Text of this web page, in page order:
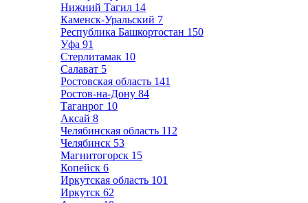
Нижний Тагил 14
Каменск-Уральский 7
Республика Башкортостан 150
Уфа 91
Стерлитамак 10
Салават 5
Ростовская область 141
Ростов-на-Дону 84
Таганрог 10
Аксай 8
Челябинская область 112
Челябинск 53
Магнитогорск 15
Копейск 6
Иркутская область 101
Иркутск 62